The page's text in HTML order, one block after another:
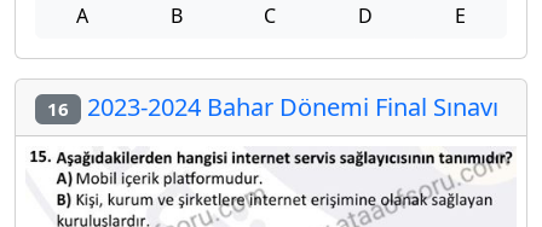
A B C D E
16 2023-2024 Bahar Dönemi Final Sınavı